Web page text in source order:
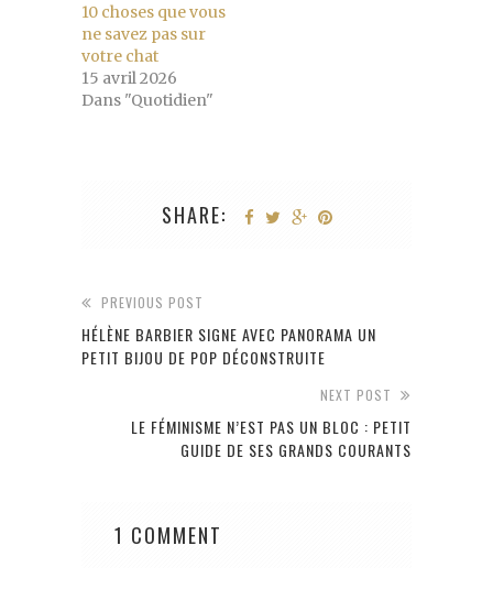
10 choses que vous
ne savez pas sur
votre chat
15 avril 2026
Dans "Quotidien"
SHARE:
PREVIOUS POST
HÉLÈNE BARBIER SIGNE AVEC PANORAMA UN
PETIT BIJOU DE POP DÉCONSTRUITE
NEXT POST
LE FÉMINISME N’EST PAS UN BLOC : PETIT
GUIDE DE SES GRANDS COURANTS
1 COMMENT